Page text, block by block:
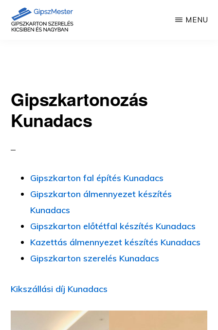
MENU
Gipszkartonozás
Kunadacs
Gipszkarton fal építés Kunadacs
Gipszkarton álmennyezet készítés
Kunadacs
Gipszkarton előtétfal készítés Kunadacs
Kazettás álmennyezet készítés Kunadacs
Gipszkarton szerelés Kunadacs
Kikszállási díj Kunadacs